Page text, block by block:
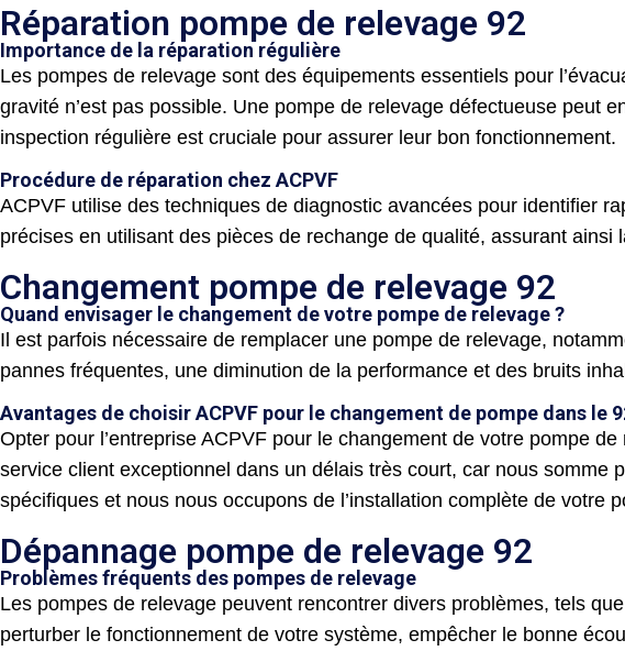
Réparation pompe de relevage 92
Importance de la réparation régulière
Les pompes de relevage sont des équipements essentiels pour
gravité n’est pas possible. Une pompe de relevage défectueuse peut
inspection régulière est cruciale pour assurer leur bon fonctionnement.
Procédure de réparation chez ACPVF
ACPVF utilise des techniques de diagnostic avancées pour identifier
précises en utilisant des pièces de rechange de qualité, assurant ainsi
Changement pompe de relevage 92
Quand envisager le changement de votre pompe de relevage ?
Il est parfois nécessaire de remplacer une pompe de relevage,
pannes fréquentes, une diminution de la performance et des bruits
Avantages de choisir ACPVF pour le changement de pompe dans le
Opter pour l’entreprise ACPVF pour le changement de votre pompe
service client exceptionnel dans un délais très court, car nous
spécifiques et nous nous occupons de l’installation complète de
Dépannage pompe de relevage 92
Problèmes fréquents des pompes de relevage
Les pompes de relevage peuvent rencontrer divers problèmes, tels
perturber le fonctionnement de votre système, empêcher le bonne